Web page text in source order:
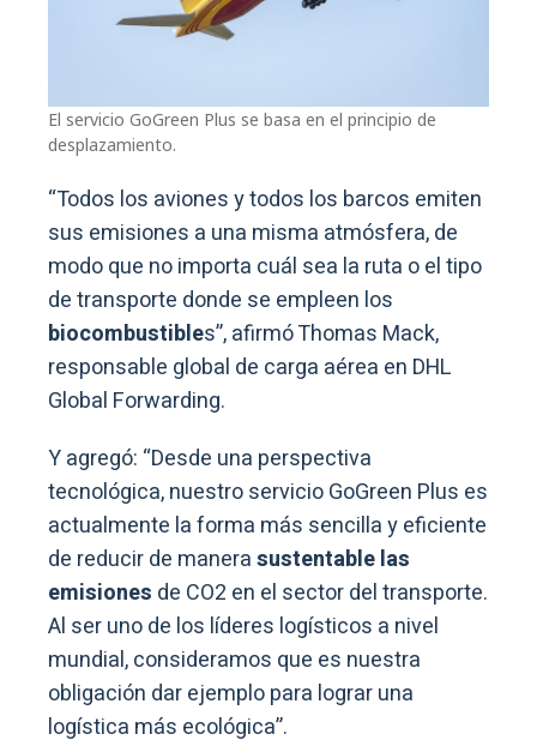
El servicio GoGreen Plus se basa en el principio de
desplazamiento.
“Todos los aviones y todos los barcos emiten
sus emisiones a una misma atmósfera, de
modo que no importa cuál sea la ruta o el tipo
de transporte donde se empleen los
biocombustibles”, afirmó Thomas Mack,
responsable global de carga aérea en DHL
Global Forwarding.
Y agregó: “Desde una perspectiva
tecnológica, nuestro servicio GoGreen Plus es
actualmente la forma más sencilla y eficiente
de reducir de manerasustentable las
emisiones de CO2 en el sector del transporte.
Al ser uno de los líderes logísticos a nivel
mundial, consideramos que es nuestra
obligación dar ejemplo para lograr una
logística más ecológica”.